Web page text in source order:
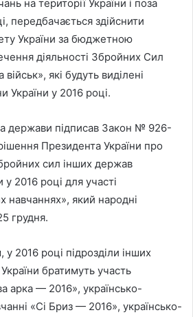
на території України і поза
передбачається здійснити
України за бюджетною
діяльності Збройних Сил
військ», які будуть виділені
України у 2016 році.
держави підписав Закон № 926-
Президента України про
сил інших держав
у 2016 році для участі
навчаннях», який народні
грудня.
2016 році підрозділи інших
братимуть участь
арка — 2016», українсько-
«Сі Бриз — 2016», українсько-